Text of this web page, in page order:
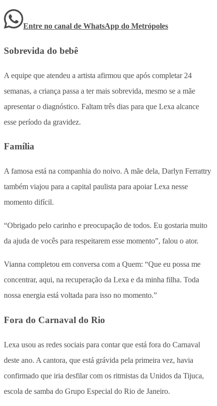
Entre no canal de WhatsApp do Metrópoles
Sobrevida do bebê
A equipe que atendeu a artista afirmou que após completar 24
semanas, a criança passa a ter mais sobrevida, mesmo se a mãe
apresentar o diagnóstico. Faltam três dias para que Lexa alcance
esse período da gravidez.
Família
A famosa está na companhia do noivo. A mãe dela, Darlyn Ferrattry
também viajou para a capital paulista para apoiar Lexa nesse
momento difícil.
“Obrigado pelo carinho e preocupação de todos. Eu gostaria muito
da ajuda de vocês para respeitarem esse momento”, falou o ator.
Vianna completou em conversa com a Quem: “Que eu possa me
concentrar, aqui, na recuperação da Lexa e da minha filha. Toda
nossa energia está voltada para isso no momento.”
Fora do Carnaval do Rio
Lexa usou as redes sociais para contar que está fora do Carnaval
deste ano. A cantora, que está grávida pela primeira vez, havia
confirmado que iria desfilar com os ritmistas da Unidos da Tijuca,
escola de samba do Grupo Especial do Rio de Janeiro.